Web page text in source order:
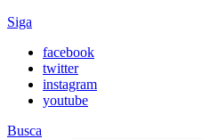
Siga
facebook
twitter
instagram
youtube
Busca